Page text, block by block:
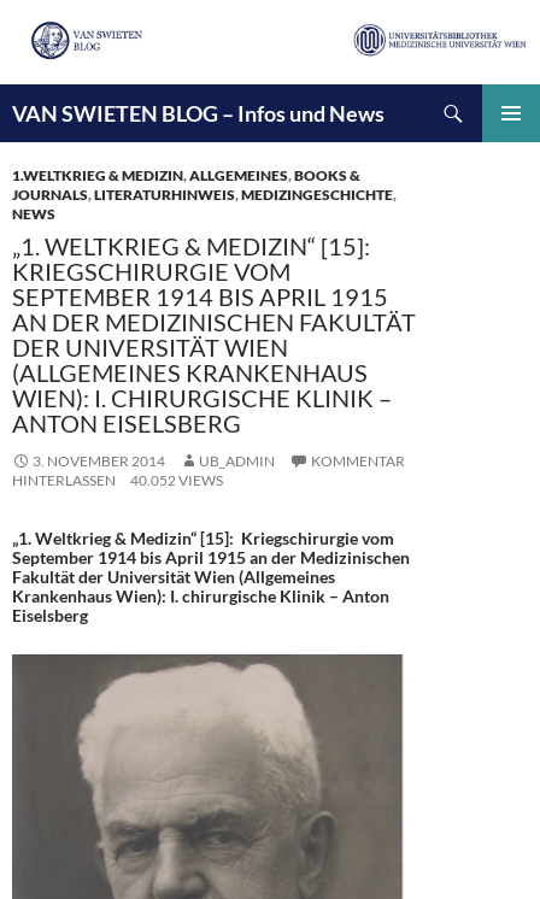
VAN SWIETEN BLOG – Infos und News
INHALT
SPRINGEN
1.WELTKRIEG & MEDIZIN,ALLGEMEINES,BOOKS &
JOURNALS,LITERATURHINWEIS,MEDIZINGESCHICHTE,
NEWS
„1. WELTKRIEG & MEDIZIN“ [15]:
KRIEGSCHIRURGIE VOM
SEPTEMBER 1914 BIS APRIL 1915
AN DER MEDIZINISCHEN FAKULTÄT
DER UNIVERSITÄT WIEN
(ALLGEMEINES KRANKENHAUS
WIEN): I. CHIRURGISCHE KLINIK –
ANTON EISELSBERG
3. NOVEMBER 2014 UB_ADMIN
KOMMENTAR
HINTERLASSEN
40.052 VIEWS
„1. Weltkrieg & Medizin“[15]: Kriegschirurgie vom
September 1914 bis April 1915 an der Medizinischen
Fakultät der Universität Wien (Allgemeines
Krankenhaus Wien): I. chirurgische Klinik – Anton
Eiselsberg